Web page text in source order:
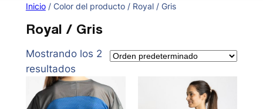
Inicio/ Color del producto / Royal / Gris
Royal / Gris
Mostrando los 2
resultados